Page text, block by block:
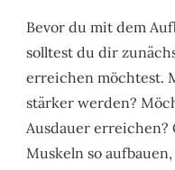
Bevor du mit dem
solltest du dir
erreichen möchtest.
stärker werden?
Ausdauer
Muskeln so